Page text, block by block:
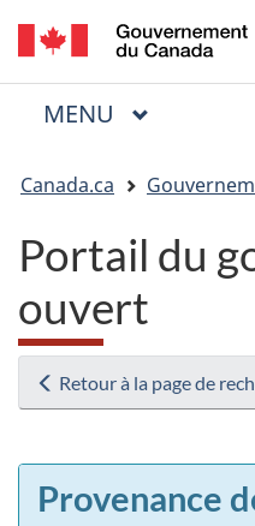
Menu
MENU PRINCIPAL
êtes
ici
Canada.ca
Portail du
ouvert
Retour à la page de
Provenance